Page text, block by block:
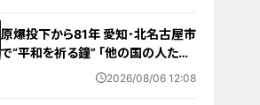
原爆投下から81年 愛知･北名古屋市
で“平和を祈る鐘” ｢他の国の人たち
も平和になってほしい｣ 市長や地元
2026/08/06 12:08